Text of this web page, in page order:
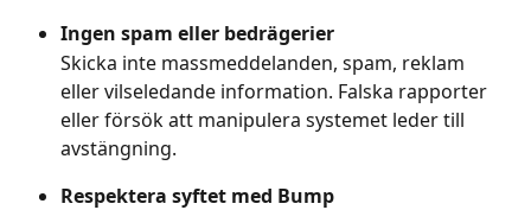
Ingen spam eller bedrägerier
Skicka inte massmeddelanden, spam, reklam
eller vilseledande information. Falska rapporter
eller försök att manipulera systemet leder till
avstängning.
Respektera syftet med Bump